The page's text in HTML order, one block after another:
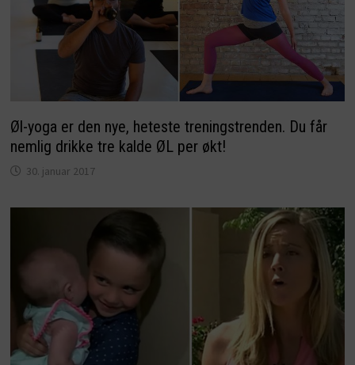
Øl-yoga er den nye, heteste treningstrenden. Du får
nemlig drikke tre kalde ØL per økt!
30. januar 2017